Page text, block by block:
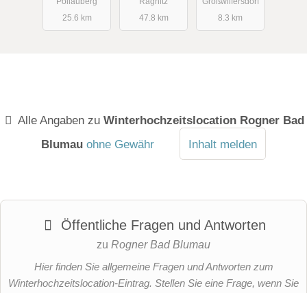
25.6 km
47.8 km
8.3 km
Alle Angaben zuWinterhochzeitslocation Rogner Bad
Blumau ohne Gewähr Inhalt melden
Öffentliche Fragen und Antworten
zu Rogner Bad Blumau
Hier finden Sie allgemeine Fragen und Antworten zum
Winterhochzeitslocation-Eintrag. Stellen Sie eine Frage, wenn Sie